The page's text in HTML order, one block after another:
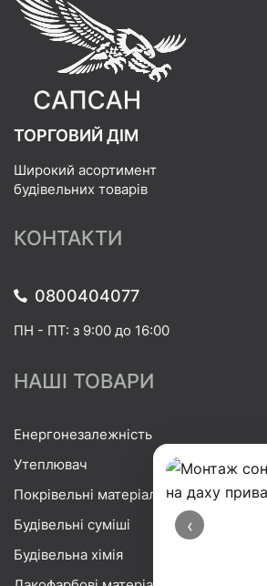
‹
ТОРГОВИЙ ДІМ
Широкий асортимент
будівельних товарів
КОНТАКТИ
0800404077
ПН - ПТ: з 9:00 до 16:00
НАШІ ТОВАРИ
Енергонезалежність
Утеплювач
Покрівельні матеріали
Будівельні суміші
Будівельна хімія